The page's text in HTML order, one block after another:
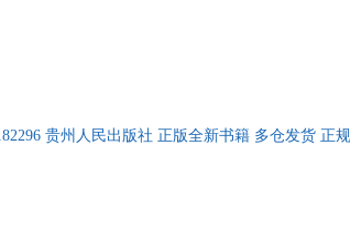
贵州人民出版社 正版全新书籍 多仓发货 正